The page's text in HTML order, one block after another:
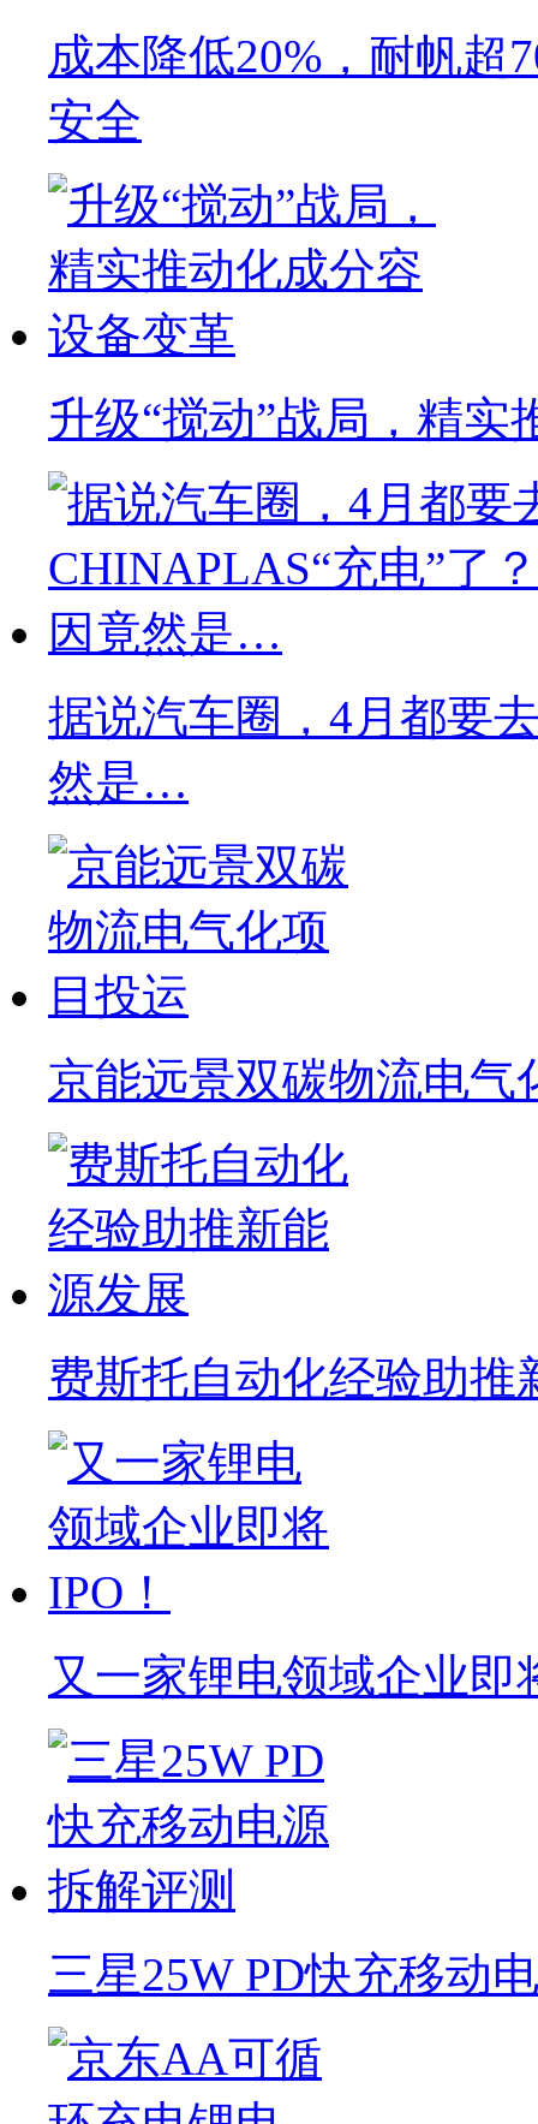
成本降低20%，耐帆超
安全
升级“搅动”战局，精实
据说汽车圈，4月都要
然是…
京能远景双碳物流电气
费斯托自动化经验助推
又一家锂电领域企业即
三星25W PD快充移动